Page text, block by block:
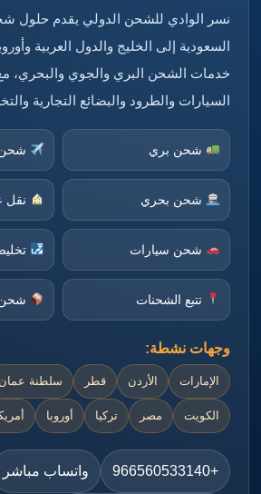
نسر الوادي للشحن الدولي يقدم حلول
السعودية إلى الخليج والدول العربية
خدمات الشحن البري والجوي
السيارات والطرود والبضائع التجارية
شحن بري
شحن بحري
شحن سيارات
تتبع الشحنات شحن
وجهات نشطة:
الإمارات الأردن قطر سلطنة عمان
الكويت مصر تركيا أوروبا
+966560533140 واتساب مباشر